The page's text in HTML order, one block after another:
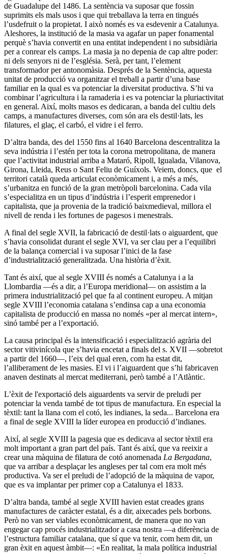
de Guadalupe del 1486. La sentència va suposar que fossin
suprimits els mals usos i que qui treballava la terra en tingués
l’usdefruit o la propietat. I això només es va esdevenir a Catalunya.
Aleshores, la institució de la masia va agafar un paper fonamental
perquè s’havia convertit en una entitat independent i no subsidiària
per a conrear els camps. La masia ja no depenia de cap altre poder:
ni dels senyors ni de l’església. Serà, per tant, l’element
transformador per antonomàsia. Després de la Sentència, aquesta
unitat de producció va organitzar el treball a partir d’una base
familiar en la qual es va potenciar la diversitat productiva. S’hi va
combinar l’agricultura i la ramaderia i es va potenciar la pluriactivitat
en general. Així, molts masos es dedicaran, a banda del cultiu dels
camps, a manufactures diverses, com són ara els destil·lats, les
filatures, el glaç, el carbó, el vidre i el ferro.
D’altra banda, des del 1550 fins al 1640 Barcelona descentralitza la
seva indústria i l’estén per tota la corona metropolitana, de manera
que l’activitat industrial arriba a Mataró, Ripoll, Igualada, Vilanova,
Girona, Lleida, Reus o Sant Feliu de Guíxols. Veiem, doncs, que el
territori català queda articulat econòmicament i, a més a més,
s’urbanitza en funció de la gran metròpoli barcelonina. Cada vila
s’especialitza en un tipus d’indústria i l’esperit emprenedor i
capitalista, que ja provenia de la tradició baixmedieval, millora el
nivell de renda i les fortunes de pagesos i menestrals.
A final del segle XVII, la fabricació de destil·lats o aiguardent, que
s’havia consolidat durant el segle XVI, va ser clau per a l’equilibri
de la balança comercial i va suposar l’inici de la fase
d’industrialització generalitzada. Una història d’èxit.
Tant és així, que al segle XVIII és només a Catalunya i a la
Llombardia ―és a dir, a l’Europa meridional― on assistim a la
primera industrialització pel que fa al continent europeu. A mitjan
segle XVIII l’economia catalana s’endinsa cap a una economia
capitalista de producció en massa no només «per al mercat intern»,
sinó també per a l’exportació.
La causa principal és la intensificació i especialització agrària del
sector vitivinícola que s’havia encetat a finals del s. XVII ―sobretot
a partir del 1660―, l’eix del qual eren, com ha estat dit,
l’alliberament de les masies. El vi i l’aiguardent que s’hi fabricaven
anaven destinats al mercat mediterrani, però també a l’Atlàntic.
L’èxit de l'exportació dels aiguardents va servir de preludi per
potenciar la venda també de tot tipus de manufactura. En especial la
tèxtil: tant la llana com el cotó, les indianes, la seda... Barcelona era
a final de segle XVIII la líder europea en producció d’indianes.
Així, al segle XVIII la pagesia que es dedicava al sector tèxtil era
molt important a gran part del país. Tant és així, que va reeixir a
crear una màquina de filatura de cotó anomenada La Bergadana,
que va arribar a desplaçar les angleses per tal com era molt més
productiva. Va ser el preludi de l’adopció de la màquina de vapor,
que es va implantar per primer cop a Catalunya el 1833.
D’altra banda, també al segle XVIII havien estat creades grans
manufactures de caràcter estatal, és a dir, aixecades pels borbons.
Però no van ser viables econòmicament, de manera que no van
engegar cap procés industrialitzador a casa nostra ―a diferència de
l’estructura familiar catalana, que sí que va tenir, com hem dit, un
gran èxit en aquest àmbit―: «En realitat, la mala política industrial